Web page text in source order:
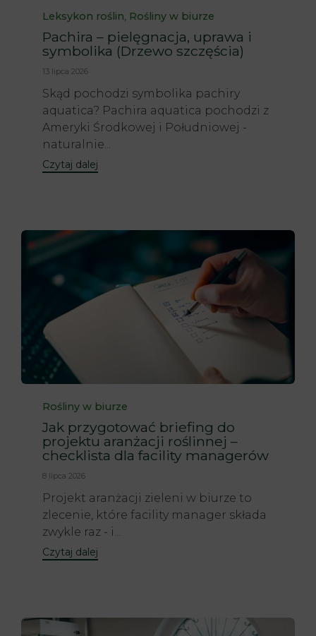
Category
Leksykon roślin, Rośliny w biurze
Pachira – pielęgnacja, uprawa i
symbolika (Drzewo szczęścia)
13 lipca 2026
Skąd pochodzi symbolika pachiry
aquatica? Pachira aquatica pochodzi z
Ameryki Środkowej i Południowej -
naturalnie...
Czytaj dalej
Category
Rośliny w biurze
Jak przygotować briefing do
projektu aranżacji roślinnej –
checklista dla facility managerów
8 lipca 2026
Projekt aranżacji zieleni w biurze to
zlecenie, które facility manager składa
zwykle raz - i...
Czytaj dalej